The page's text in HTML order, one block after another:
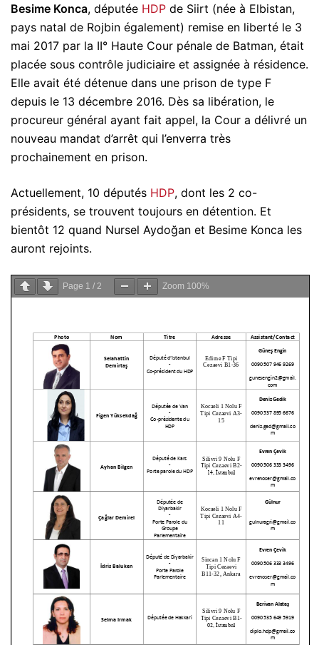
Besime Konca, députée HDP de Siirt (née à Elbistan,
pays natal de Rojbin également) remise en liberté le 3
mai 2017 par la II° Haute Cour pénale de Batman, était
placée sous contrôle judiciaire et assignée à résidence.
Elle avait été détenue dans une prison de type F
depuis le 13 décembre 2016. Dès sa libération, le
procureur général ayant fait appel, la Cour a délivré un
nouveau mandat d’arrêt qui l’enverra très
prochainement en prison.
Actuellement, 10 députés HDP, dont les 2 co-
présidents, se trouvent toujours en détention. Et
bientôt 12 quand Nursel Aydoğan et Besime Konca les
auront rejoints.
Page 1 / 2 Zoom 100%